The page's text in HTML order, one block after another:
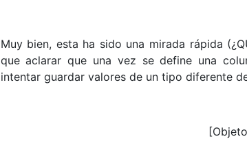
Muy bien, esta ha sido una mirada rápida
que aclarar que una vez se define una
intentar guardar valores de un tipo diferente